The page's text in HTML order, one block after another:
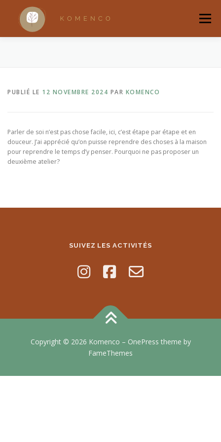
contenu
Menu
RANDONNÉES BRUXELLOISES RITUELS
QUI SUIS-JE ? BOUTIQUE
PUBLIÉ LE 12 NOVEMBRE 2024 PAR KOMENCO
Parler de soi n’est pas chose facile, ici, c’est étape par étape et en
douceur. J’ai apprécié qu’on puisse reprendre des choses à la maison
pour reprendre le temps d’y penser. Pourquoi ne pas proposer un
deuxième atelier?
SUIVEZ LES ACTIVITÉS
Copyright © 2026 Komenco – OnePress theme by
FameThemes